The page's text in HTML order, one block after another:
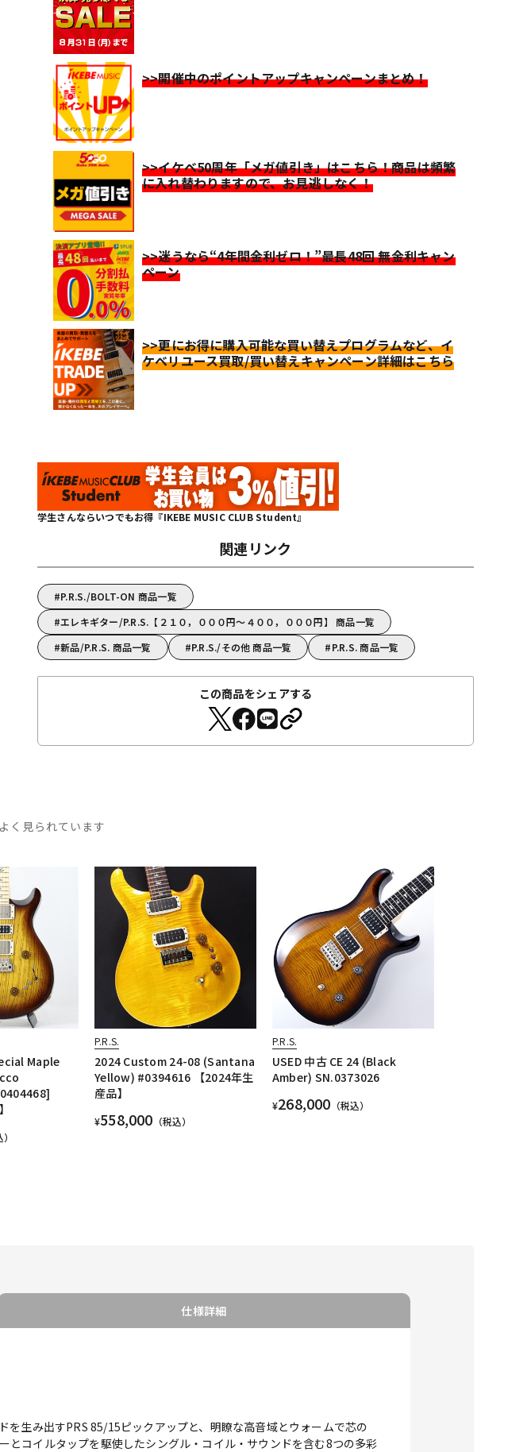
>>開催中のポイントアップキャンペーンまとめ！
>>イケベ50周年「メガ値引き」はこちら！商品は頻繁
に入れ替わりますので、お見逃しなく！
>>迷うなら“4年間金利ゼロ！”最長48回 無金利キャン
ペーン
>>更にお得に購入可能な買い替えプログラムなど、イ
ケベリユース買取/買い替えキャンペーン詳細はこちら
学生さんならいつでもお得『IKEBE MUSIC CLUB Student』
関連リンク
P.R.S./BOLT-ON 商品一覧
エレキギター/P.R.S.【２１０，０００円～４００，０００円】 商品一覧
新品/P.R.S. 商品一覧
P.R.S./その他 商品一覧 P.R.S. 商品一覧
この商品をシェアする
く見られています
Maple
P.R.S.
2024 Custom 24-08 (Santana
Yellow) #0394616 【2024年生
産品】
¥558,000 （税込）
P.R.S.
USED 中古 CE 24 (Black
Amber) SN.0373026
¥268,000 （税込）
仕様詳細
生み出すPRS 85/15ピックアップと、明瞭な高音域とウォームで芯の
コイルタップを駆使したシングル・コイル・サウンドを含む8つの多彩